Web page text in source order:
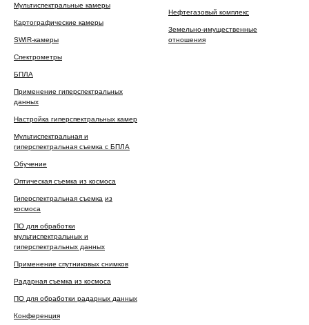
Мультиспектральные камеры
Картографические камеры
SWIR-камеры
Спектрометры
БПЛА
Применение гиперспектральных
данных
Настройка гиперспектральных камер
Мультиспектральная и
гиперспектральная съемка с БПЛА
Обучение
Оптическая съемка из космоса
Гиперспектральная съемка из
космоса
ПО для обработки
мультиспектральных и
гиперспектральных данных
Применение спутниковых снимков
Радарная съемка из космоса
ПО для обработки радарных данных
Конференция
Нефтегазовый комплекс
Земельно-имущественные
отношения